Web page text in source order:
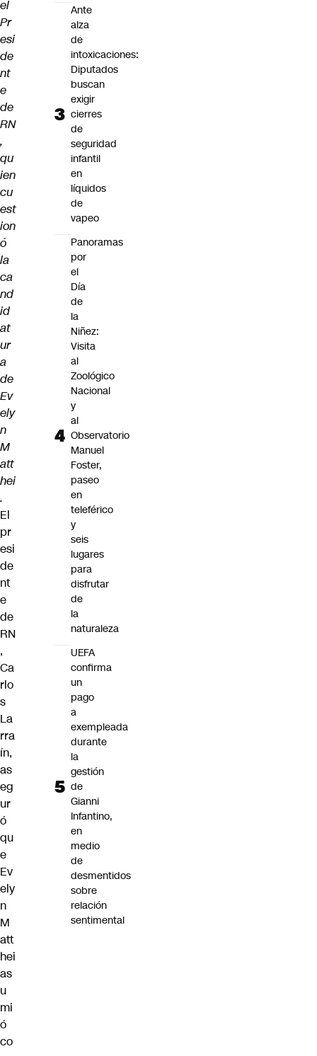
el
Pr
esi
de
nt
e
de
RN
,
qu
ien
cu
est
ion
ó
la
ca
nd
id
at
ur
a
de
Ev
ely
n
M
att
hei
.
El
pr
esi
de
nt
e
de
RN
,
Ca
rlo
s
La
rra
ín,
as
eg
ur
ó
qu
e
Ev
ely
n
M
att
hei
as
u
mi
ó
co
Ante
alza
de
intoxicaciones:
Diputados
buscan
exigir
cierres
de
seguridad
infantil
en
líquidos
de
vapeo
Panoramas
por
el
Día
de
la
Niñez:
Visita
al
Zoológico
Nacional
y
al
Observatorio
Manuel
Foster,
paseo
en
teleférico
y
seis
lugares
para
disfrutar
de
la
naturaleza
UEFA
confirma
un
pago
a
exempleada
durante
la
gestión
de
Gianni
Infantino,
en
medio
de
desmentidos
sobre
relación
sentimental